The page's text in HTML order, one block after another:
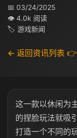
📅 03/24/2025
👁 4.0k 阅读
🏷 游戏新闻
← 返回资讯列表 👉
这一款以休闲为
的捏脸玩法就吸
打造一个不同的